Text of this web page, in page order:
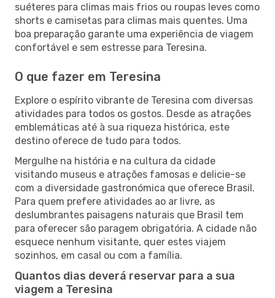
suéteres para climas mais frios ou roupas leves como
shorts e camisetas para climas mais quentes. Uma
boa preparação garante uma experiência de viagem
confortável e sem estresse para Teresina.
O que fazer em Teresina
Explore o espírito vibrante de Teresina com diversas
atividades para todos os gostos. Desde as atrações
emblemáticas até à sua riqueza histórica, este
destino oferece de tudo para todos.
Mergulhe na história e na cultura da cidade
visitando museus e atrações famosas e delicie-se
com a diversidade gastronómica que oferece Brasil.
Para quem prefere atividades ao ar livre, as
deslumbrantes paisagens naturais que Brasil tem
para oferecer são paragem obrigatória. A cidade não
esquece nenhum visitante, quer estes viajem
sozinhos, em casal ou com a família.
Quantos dias deverá reservar para a sua
viagem a Teresina